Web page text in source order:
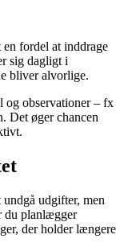
fordel at inddrage
sig dagligt i
bliver alvorlige.
og observationer – fx
Det øger chancen
udgifter, men
du planlægger
der holder længere